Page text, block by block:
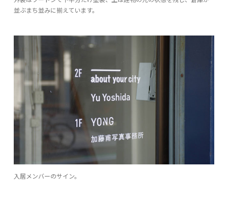
並ぶまち並みに揃えています。
入居メンバーのサイン。